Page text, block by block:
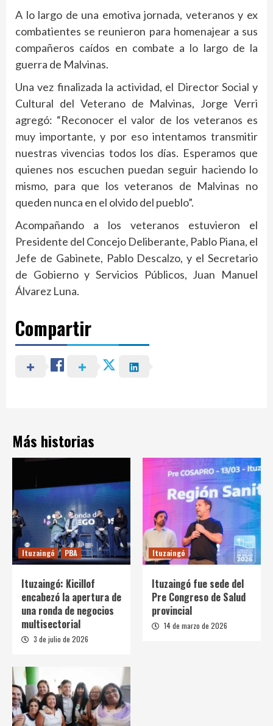
A lo largo de una emotiva jornada, veteranos y ex
combatientes se reunieron para homenajear a sus
compañeros caídos en combate a lo largo de la
guerra de Malvinas.
Una vez finalizada la actividad, el Director Social y
Cultural del Veterano de Malvinas, Jorge Verri
agregó: “Reconocer el valor de los veteranos es
muy importante, y por eso intentamos transmitir
nuestras vivencias todos los días. Esperamos que
quienes nos escuchen puedan seguir haciendo lo
mismo, para que los veteranos de Malvinas no
queden nunca en el olvido del pueblo”.
Acompañando a los veteranos estuvieron el
Presidente del Concejo Deliberante, Pablo Piana, el
Jefe de Gabinete, Pablo Descalzo, y el Secretario
de Gobierno y Servicios Públicos, Juan Manuel
Álvarez Luna.
Compartir
Más historias
Ituzaingó PBA
Ituzaingó: Kicillof
encabezó la apertura de
una ronda de negocios
multisectorial
3 de julio de 2026
Ituzaingó
Ituzaingó fue sede del
Pre Congreso de Salud
provincial
14 de marzo de 2026